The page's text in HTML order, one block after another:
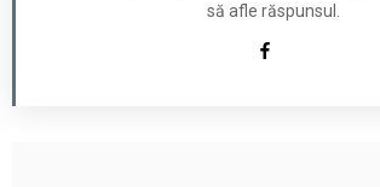
să afle răspunsul.